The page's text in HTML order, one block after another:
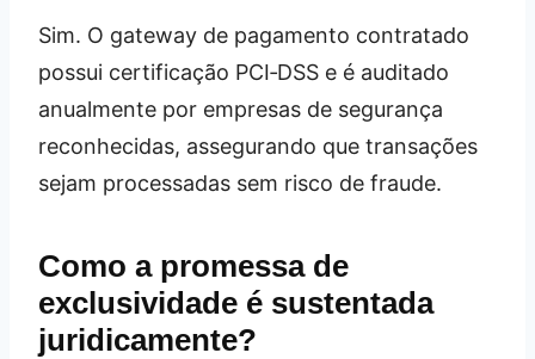
Sim. O gateway de pagamento contratado
possui certificação PCI‑DSS e é auditado
anualmente por empresas de segurança
reconhecidas, assegurando que transações
sejam processadas sem risco de fraude.
Como a promessa de
exclusividade é sustentada
juridicamente?